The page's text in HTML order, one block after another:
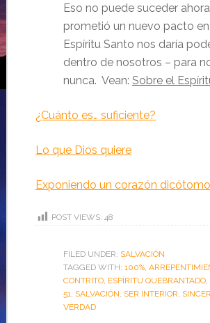
Eso no puede suceder
prometió un nuevo pacto
Espíritu Santo nos daría
dentro de nosotros – para
nunca. Vean: Sobre el
¿Cuánto es… suficiente?
Lo que Dios quiere
Exponiendo un corazón dicótomo
POST VIEWS: 48
FILED UNDER: SALVACIÓN
TAGGED WITH: 100%,
CONTRITO, ESPÍRITU QUEBRANTADO,
51
SALVACIÓN SER INTERIOR
VERDAD